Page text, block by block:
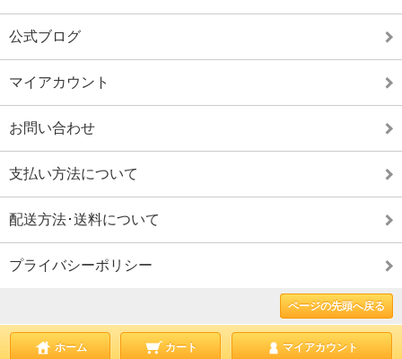
公式ブログ
マイアカウント
お問い合わせ
支払い方法について
配送方法･送料について
プライバシーポリシー
ページの先頭へ戻る
ホーム カート マイアカウント